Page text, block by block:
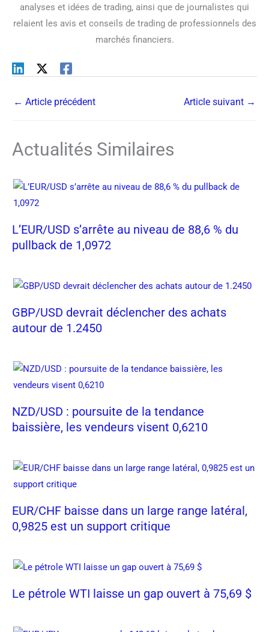
analyses et idées de trading, ainsi que de journalistes qui
relaient les avis et conseils de trading de professionnels des
marchés financiers.
← Article précédent Article suivant →
Actualités Similaires
L’EUR/USD s’arrête au niveau de 88,6 % du
pullback de 1,0972
GBP/USD devrait déclencher des achats
autour de 1.2450
NZD/USD : poursuite de la tendance
baissière, les vendeurs visent 0,6210
EUR/CHF baisse dans un large range latéral,
0,9825 est un support critique
Le pétrole WTI laisse un gap ouvert à 75,69 $